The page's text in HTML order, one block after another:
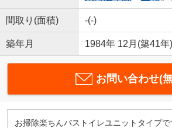
間取り(面積) -(-)
築年月 1984年 12月(築41年)
お問い合わせ(
お掃除楽ちんバストイレユニットタイプ